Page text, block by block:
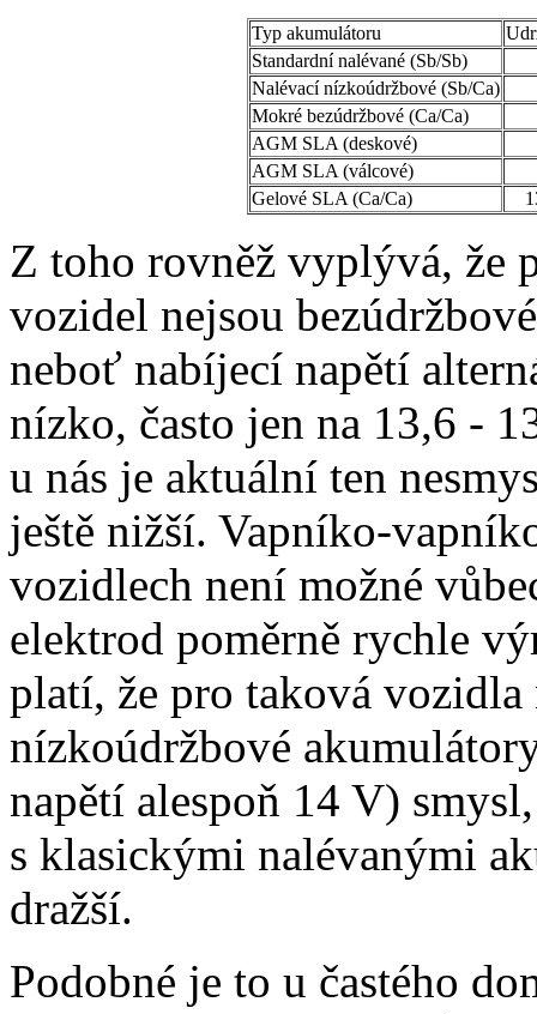
Typ akumulátoru
Standardní nalévané (Sb/Sb)
Nalévací nízkoúdržbové (Sb/Ca)
Mokré bezúdržbové (Ca/Ca)
AGM SLA (deskové)
AGM SLA (válcové)
Gelové SLA (Ca/Ca)
Z toho rovněž vyplývá, že
vozidel nejsou
neboť nabíjecí napětí
nízko, často jen na 13,6 -
u nás je aktuální ten
ještě nižší. Vapníko-
vozidlech není možné
elektrod poměrně rychle
platí, že pro taková vozidla
nízkoúdržbové
napětí alespoň 14 V)
s klasickými nalévanými
dražší.
Podobné je to u častého